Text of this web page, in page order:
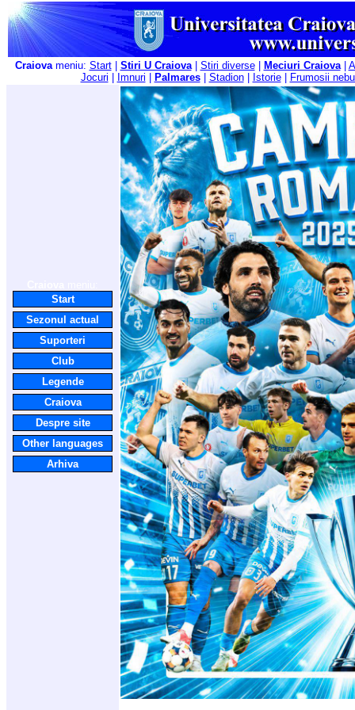
Craiovameniu: Start| Stiri U Craiova| Stiri diverse| Meciuri Craiova|
Jocuri
Imnuri Palmares| Stadion| Istorie| Frumosii
Start
Sezonul actual
Suporteri
Club
Legende
Craiova
Despre site
Other languages
Arhiva